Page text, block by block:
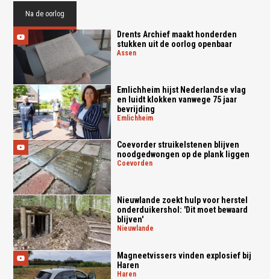
Na de oorlog
Drents Archief maakt honderden
stukken uit de oorlog openbaar
assen
Emlichheim hijst Nederlandse vlag
en luidt klokken vanwege 75 jaar
bevrijding
emlichheim
Coevorder struikelstenen blijven
noodgedwongen op de plank liggen
coevorden
Nieuwlande zoekt hulp voor herstel
onderduikershol: 'Dit moet bewaard
blijven'
nieuwlande
Magneetvissers vinden explosief bij
Haren
haren